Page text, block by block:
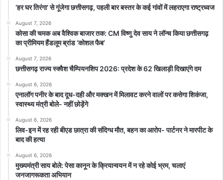
‘हर घर तिरंगा’ से गूंजेगा छत्तीसगढ़, पहली बार बस्तर के कई गांवों में लहराएगा राष्ट्रध्वज
August 7, 2026
कोसा की चमक अब वैश्विक बाजार तक: CM विष्णु देव साय ने लॉन्च किया छत्तीसगढ़
का प्रीमियम हैंडलूम ब्रांड ‘कोशल फैब’
August 7, 2026
छत्तीसगढ़ राज्य स्क्वैश चैम्पियनशिप 2026: प्रदेश के 62 खिलाड़ी दिखाएंगे दम
August 6, 2026
एनालॉग पनीर के बाद दूध-दही और मक्खन में मिलावट करने वालों पर कसेगा शिकंजा,
स्वास्थ्य मंत्री बोले- नहीं छोड़ेंगे
August 6, 2026
लिव-इन में रह रही बीएड छात्रा की संदिग्ध मौत, बहन का आरोप- पार्टनर ने मारपीट के
बाद की हत्या
August 6, 2026
मुख्यमंत्री साय बोले: पेसा कानून के क्रियान्वयन में न रहे कोई भ्रम, चलाएं
जनजागरूकता अभियान